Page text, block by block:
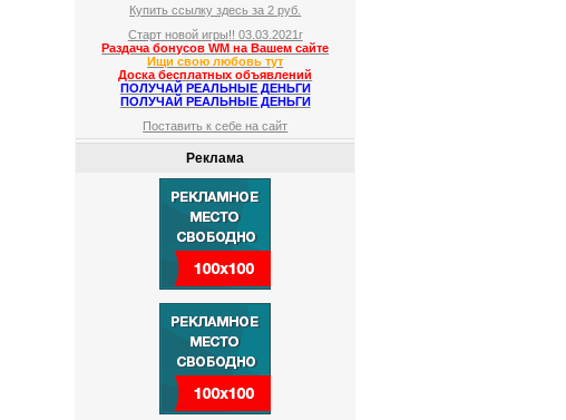
Купить ссылку здесь за2 руб.
Старт новой игры!! 03.03.2021г
Раздача бонусов WM на Вашем сайте
Ищи свою любовь тут
Доска бесплатных объявлений
ПОЛУЧАЙ РЕАЛЬНЫЕ ДЕНЬГИ
ПОЛУЧАЙ РЕАЛЬНЫЕ ДЕНЬГИ
Поставить к себе на сайт
Реклама